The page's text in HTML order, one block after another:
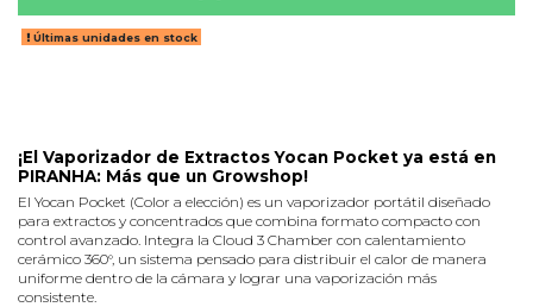
Últimas unidades en stock
¡El Vaporizador de Extractos Yocan Pocket ya está en
PIRANHA: Más que un Growshop!
El Yocan Pocket (Color a elección) es un vaporizador portátil diseñado
para extractos y concentrados que combina formato compacto con
control avanzado. Integra la Cloud 3 Chamber con calentamiento
cerámico 360°, un sistema pensado para distribuir el calor de manera
uniforme dentro de la cámara y lograr una vaporización más
consistente.